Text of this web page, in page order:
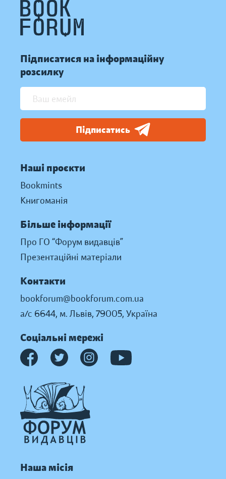
Підписатися на інформаційну
розсилку
Підписатись
Наші проєкти
Bookmints
Книгоманія
Більше інформації
Про ГО “Форум видавців”
Презентаційні матеріали
Контакти
bookforum@bookforum.com.ua
а/с 6644, м. Львів, 79005, Україна
Соціальні мережі
Наша місія